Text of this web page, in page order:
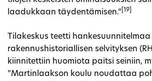
laadukkaan täydentämisen.” [19]
Tilakeskus teetti
rakennushistoriallisen selvityksen
kiinnitettiin huomiota paitsi seiniin,
”Martinlaakson koulu noudattaa